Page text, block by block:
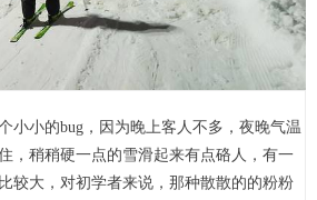
小小的bug，因为晚上客人不多，夜晚气温
，稍稍硬一点的雪滑起来有点硌人，有一
较大，对初学者来说，那种散散的的粉粉